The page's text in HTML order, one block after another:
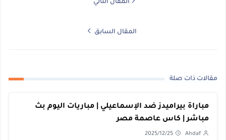
المقال التالي
المقال السابق
مقالات ذات صلة
مباراة بيراميدز ضد الإسماعيلي | مباريات اليوم بث
مباشر | كاس عاصمة مصر
Ahdaf
2025/12/25